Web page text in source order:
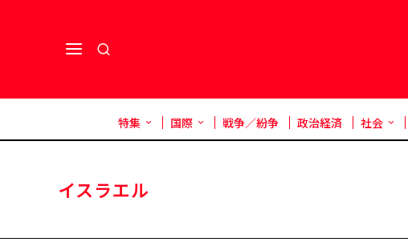
特集 国際 戦争／紛争 政治経済 社会
イスラエル